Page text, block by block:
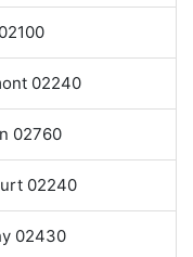
02240
02760
02240
02430